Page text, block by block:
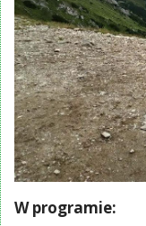
W programie: